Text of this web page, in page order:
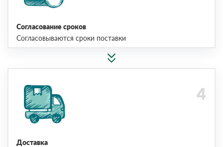
Согласование сроков
Согласовываются сроки поставки
Доставка